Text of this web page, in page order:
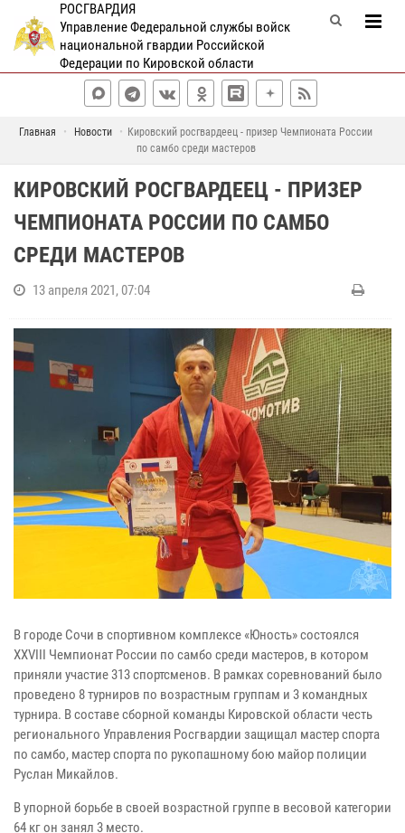
РОСГВАРДИЯ
Управление Федеральной службы войск
национальной гвардии Российской
Федерации по Кировской области
Главная Новости
Кировский росгвардеец - призер Чемпионата России
по самбо среди мастеров
КИРОВСКИЙ РОСГВАРДЕЕЦ - ПРИЗЕР
ЧЕМПИОНАТА РОССИИ ПО САМБО
СРЕДИ МАСТЕРОВ
13 апреля 2021, 07:04
В городе Сочи в спортивном комплексе «Юность» состоялся
XXVIII Чемпионат России по самбо среди мастеров, в котором
приняли участие 313 спортсменов. В рамках соревнований было
проведено 8 турниров по возрастным группам и 3 командных
турнира. В составе сборной команды Кировской области честь
регионального Управления Росгвардии защищал мастер спорта
по самбо, мастер спорта по рукопашному бою майор полиции
Руслан Микайлов.
В упорной борьбе в своей возрастной группе в весовой категории
64 кг он занял 3 место.